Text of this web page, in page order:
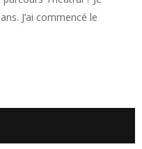
J’ai commencé le